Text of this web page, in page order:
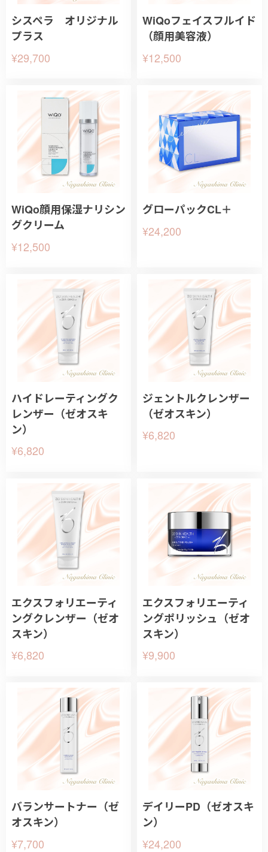
シスペラ オリジナル
プラス
¥29,700
WiQoフェイスフルイド
（顔用美容液）
¥12,500
WiQo顔用保湿ナリシン
グクリーム
¥12,500
グローパックCL＋
¥24,200
ハイドレーティングク
レンザー（ゼオスキ
ン）
¥6,820
ジェントルクレンザー
（ゼオスキン）
¥6,820
エクスフォリエーティ
ングクレンザー（ゼオ
スキン）
¥6,820
エクスフォリエーティ
ングポリッシュ（ゼオ
スキン）
¥9,900
バランサートナー（ゼ
オスキン）
¥7,700
デイリーPD（ゼオスキ
ン）
¥24,200